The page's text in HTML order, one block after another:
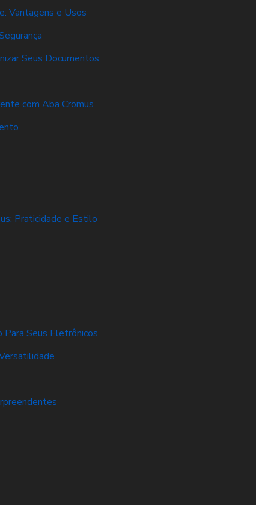
Vantagens e Usos
Seus Documentos
com Aba Cromus
Praticidade e Estilo
Seus Eletrônicos